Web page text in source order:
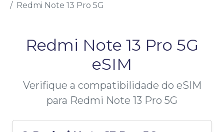
Redmi Note 13 Pro 5G
Redmi Note 13 Pro 5G
eSIM
Verifique a compatibilidade do eSIM
para Redmi Note 13 Pro 5G